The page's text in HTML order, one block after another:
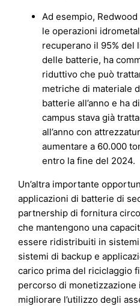
Ad esempio,
le operazioni
recuperano il 95% del
delle batterie, ha
riduttivo che può
metriche di materiale
batterie all’anno e ha
campus stava già
all’anno con
aumentare a 60.000
entro la fine del 2024.
Un’altra importante
applicazioni di batterie di
partnership di fornitura
che mantengono una
essere ridistribuiti in
sistemi di backup e
carico prima del riciclaggio
percorso di
migliorare l’utilizzo degli